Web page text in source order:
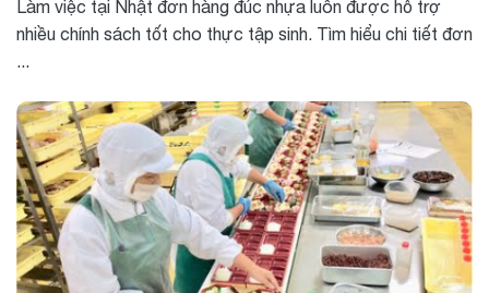
Làm việc tại Nhật đơn hàng đúc nhựa luôn được hỗ trợ
nhiều chính sách tốt cho thực tập sinh. Tìm hiểu chi tiết đơn
...